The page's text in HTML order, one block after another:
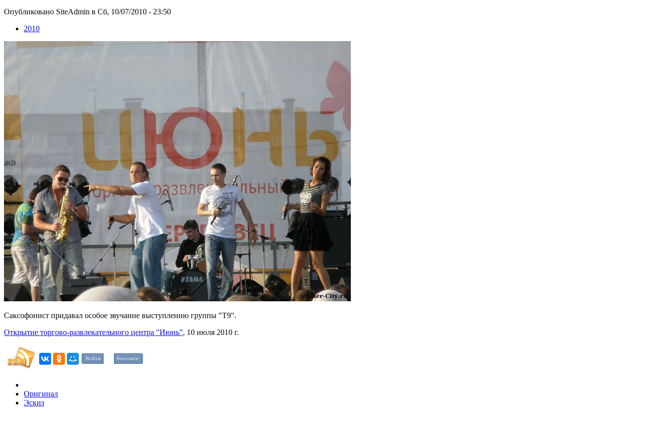
Опубликовано SiteAdmin в Сб, 10/07/2010 - 23:50
2010
Саксофонист придавал особое звучание выступлению группы "Т9".
Открытие торгово-развлекательного центра "Июнь", 10 июля 2010 г.
Войти Контакте
Оригинал
Эскиз